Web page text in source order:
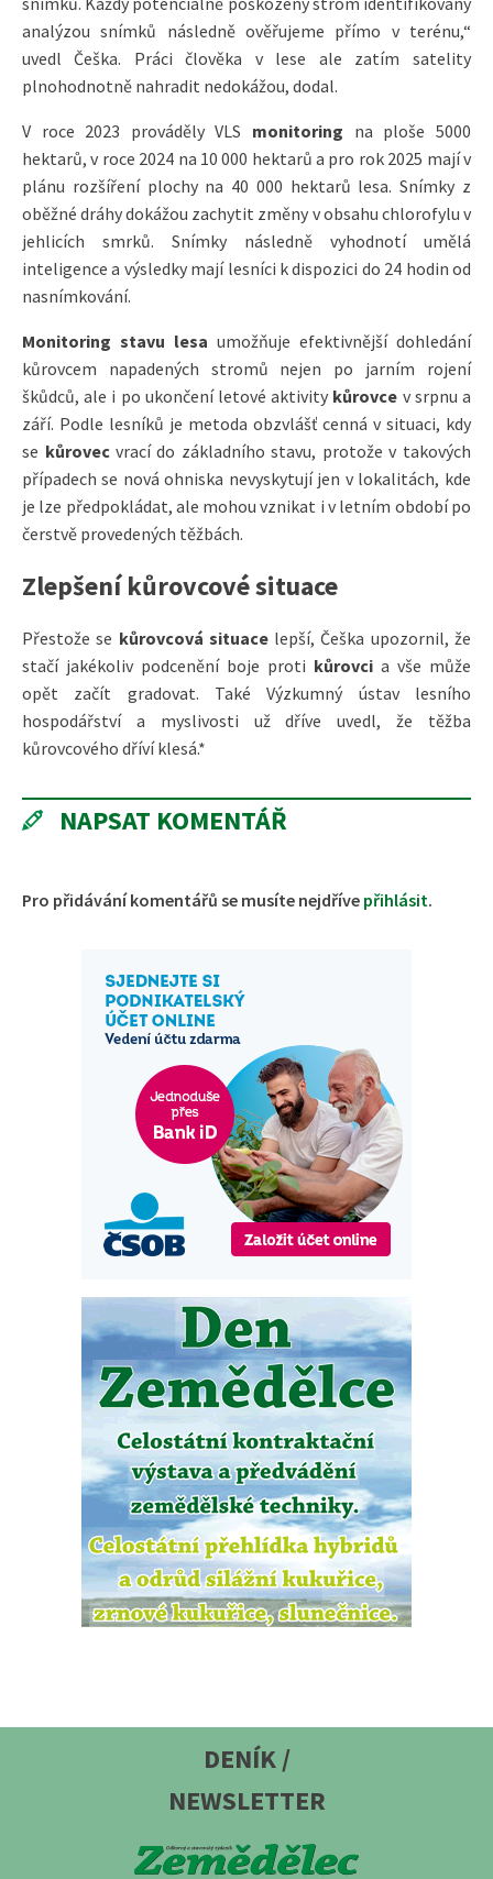
analýzou snímků následně ověřujeme přímo v terénu,“
uvedl Češka. Práci člověka v lese ale zatím satelity
plnohodnotně nahradit nedokážou, dodal.
V roce 2023 prováděly VLS monitoring na ploše 5000
hektarů, v roce 2024 na 10 000 hektarů a pro rok 2025 mají v
plánu rozšíření plochy na 40 000 hektarů lesa. Snímky z
oběžné dráhy dokážou zachytit změny v obsahu chlorofylu v
jehlicích smrků. Snímky následně vyhodnotí umělá
inteligence a výsledky mají lesníci k dispozici do 24 hodin od
nasnímkování.
Monitoring stavu lesa umožňuje efektivnější dohledání
kůrovcem napadených stromů nejen po jarním rojení
škůdců, ale i po ukončení letové aktivity kůrovce v srpnu a
září. Podle lesníků je metoda obzvlášť cenná v situaci, kdy
se kůrovecvrací do základního stavu, protože v takových
případech se nová ohniska nevyskytují jen v lokalitách, kde
je lze předpokládat, ale mohou vznikat i v letním období po
čerstvě provedených těžbách.
Zlepšení kůrovcové situace
Přestože se kůrovcová situacelepší, Češka upozornil, že
stačí jakékoliv podcenění boje proti kůrovci a vše může
opět začít gradovat. Také Výzkumný ústav lesního
hospodářství a myslivosti už dříve uvedl, že těžba
kůrovcového dříví klesá.*
NAPSAT KOMENTÁŘ
Pro přidávání komentářů se musíte nejdříve přihlásit.
DENÍK /
NEWSLETTER